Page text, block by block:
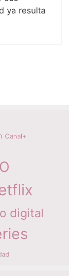
ya resulta
Canal+
digital